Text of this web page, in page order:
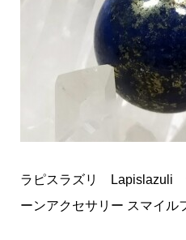
ラピスラズリ Lapislazuli
ーンアクセサリー スマイル